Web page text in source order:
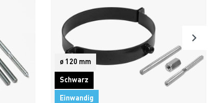
ø 120 mm
Schwarz
Einwandig